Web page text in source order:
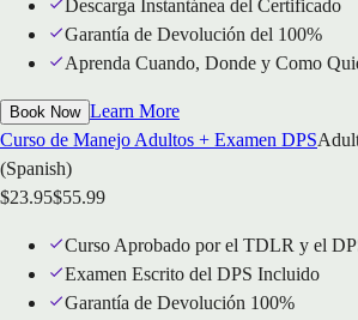
Descarga Instantánea del Certificado
Garantía de Devolución del 100%
Aprenda Cuando, Donde y Como
Book Now Learn More
Curso de Manejo Adultos + Examen DPS
(Spanish)
$23.95$55.99
Curso Aprobado por el TDLR y el
Examen Escrito del DPS Incluido
Garantía de Devolución 100%